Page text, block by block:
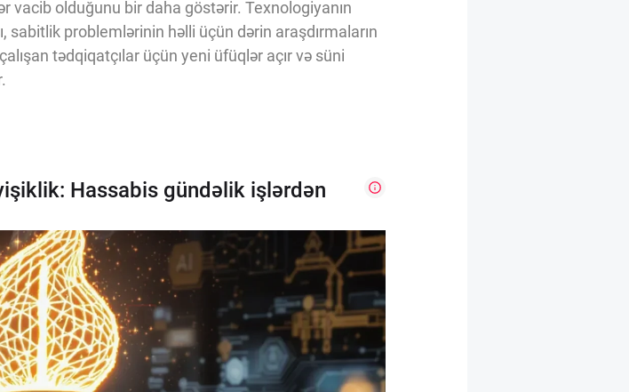
vacib olduğunu bir daha göstərir. Texnologiyanın
sabitlik problemlərinin həlli üçün dərin araşdırmaların
tədqiqatçılar üçün yeni üfüqlər açır və süni
Hassabis gündəlik işlərdən